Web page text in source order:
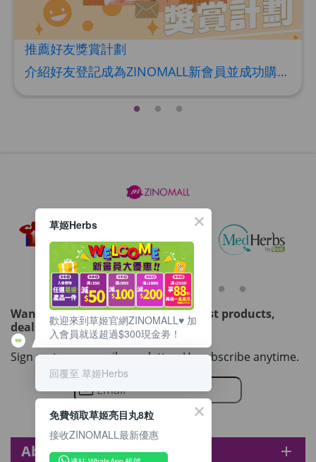
推薦好友獎賞計劃
介紹好友登記成為ZINOMALL新會員並成功購物，您即可獲得$50Mall Dollar現金回贈，你的好友亦可同時獲得$50Mall Dollar現金回贈。 **舊會員必須完成首張訂單才可開通邀請好友獎賞計劃** 1. 舊會員可於 我的帳戶>>>邀請好友獎賞 中找到 好友推薦碼 (紅圈位置) 2. 會員可複製好友推薦碼並透過 Whatsapp / Facebook / Email分享給自己好友。推薦好友次數不限，介紹愈多新朋友，可獲得愈多Mall Dollar現金回贈。 3. 好友
Want to get updated on all our latest products,
deals, events, and promotions?
Sign up to our email newsletter. Unsubscribe anytime.
About zinomall add
草姬Herbs
歡迎來到草姬官網ZINOMALL♥️ 加
入會員就送超過$300現金劵！
回覆至 草姬Herbs
免費領取草姬亮目丸8粒
接收ZINOMALL最新優惠